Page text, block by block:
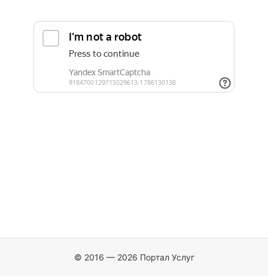
© 2016 — 2026 Портал Услуг